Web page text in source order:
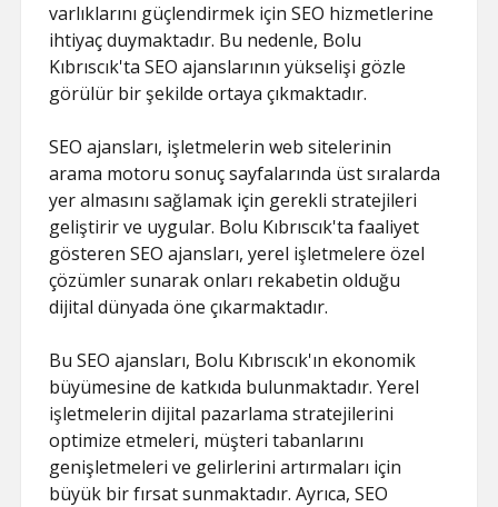
varlıklarını güçlendirmek için SEO hizmetlerine
ihtiyaç duymaktadır. Bu nedenle, Bolu
Kıbrıscık'ta SEO ajanslarının yükselişi gözle
görülür bir şekilde ortaya çıkmaktadır.
SEO ajansları, işletmelerin web sitelerinin
arama motoru sonuç sayfalarında üst sıralarda
yer almasını sağlamak için gerekli stratejileri
geliştirir ve uygular. Bolu Kıbrıscık'ta faaliyet
gösteren SEO ajansları, yerel işletmelere özel
çözümler sunarak onları rekabetin olduğu
dijital dünyada öne çıkarmaktadır.
Bu SEO ajansları, Bolu Kıbrıscık'ın ekonomik
büyümesine de katkıda bulunmaktadır. Yerel
işletmelerin dijital pazarlama stratejilerini
optimize etmeleri, müşteri tabanlarını
genişletmeleri ve gelirlerini artırmaları için
büyük bir fırsat sunmaktadır. Ayrıca, SEO